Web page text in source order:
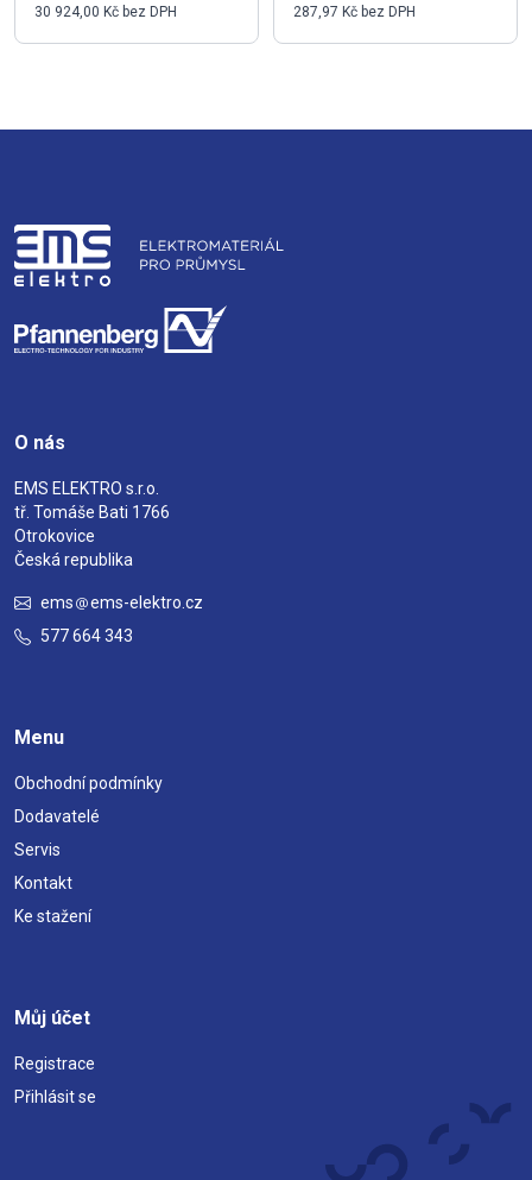
30 924,00 Kč bez DPH 287,97 Kč bez DPH
O nás
EMS ELEKTRO s.r.o.
tř. Tomáše Bati 1766
Otrokovice
Česká republika
ems
ems-elektro.cz
577 664 343
Menu
Obchodní podmínky
Dodavatelé
Servis
Kontakt
Ke stažení
Můj účet
Registrace
Přihlásit se